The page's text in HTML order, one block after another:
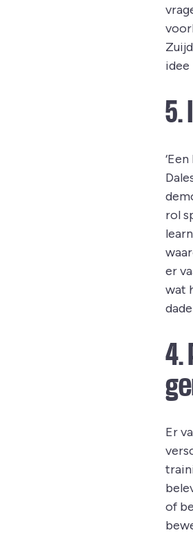
idee
5.
rol
er
wat
4.
Er
of